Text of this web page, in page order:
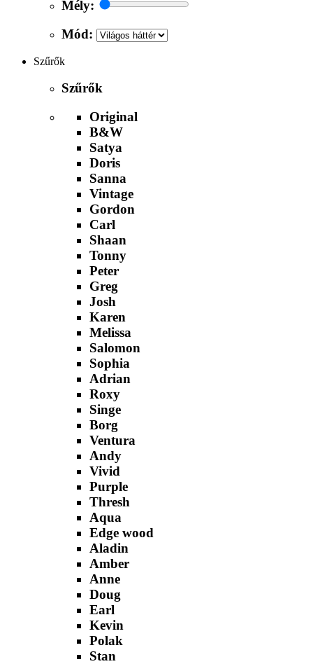
Mély:
Mód:
Szűrők
Szűrők
Original
B&W
Satya
Doris
Sanna
Vintage
Gordon
Carl
Shaan
Tonny
Peter
Greg
Josh
Karen
Melissa
Salomon
Sophia
Adrian
Roxy
Singe
Borg
Ventura
Andy
Vivid
Purple
Thresh
Aqua
Edge wood
Aladin
Amber
Anne
Doug
Earl
Kevin
Polak
Stan